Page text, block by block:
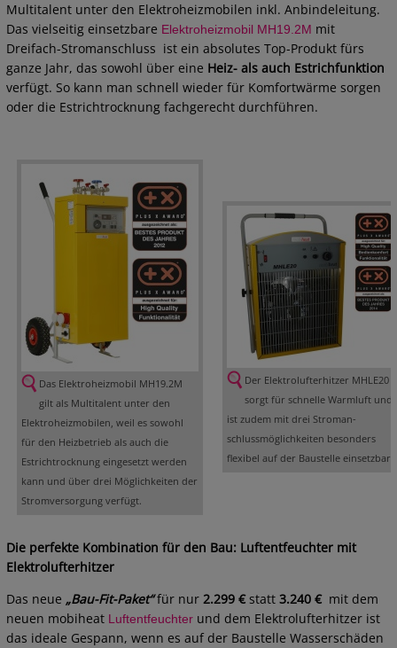
Multitalent unter den Elektroheizmobilen inkl. Anbindeleitung.
Das vielseitig einsetzbare Elektroheizmobil MH19.2M mit
Dreifach-Stromanschluss ist ein absolutes Top-Produkt fürs
ganze Jahr, das sowohl über eine Heiz- als auch Estrichfunktion
verfügt. So kann man schnell wieder für Komfortwärme sorgen
oder die Estrichtrocknung fachgerecht durchführen.
Das Elektroheizmobil MH19.2M
gilt als Multitalent unter den
Elektroheizmobilen, weil es sowohl
für den Heizbetrieb als auch die
Estrichtrocknung eingesetzt werden
kann und über drei Möglichkeiten der
Stromversorgung verfügt.
Der Elektrolufterhitzer MHLE20
sorgt für schnelle Warmluft und
ist zudem mit drei Stroman-
schlussmöglichkeiten besonders
flexibel auf der Baustelle einsetzbar.
Die perfekte Kombination für den Bau: Luftentfeuchter mit
Elektrolufterhitzer
Das neue „Bau-Fit-Paket“für nur 2.299 € statt 3.240 € mit dem
neuen mobiheat Luftentfeuchter und dem Elektrolufterhitzer ist
das ideale Gespann, wenn es auf der Baustelle Wasserschäden